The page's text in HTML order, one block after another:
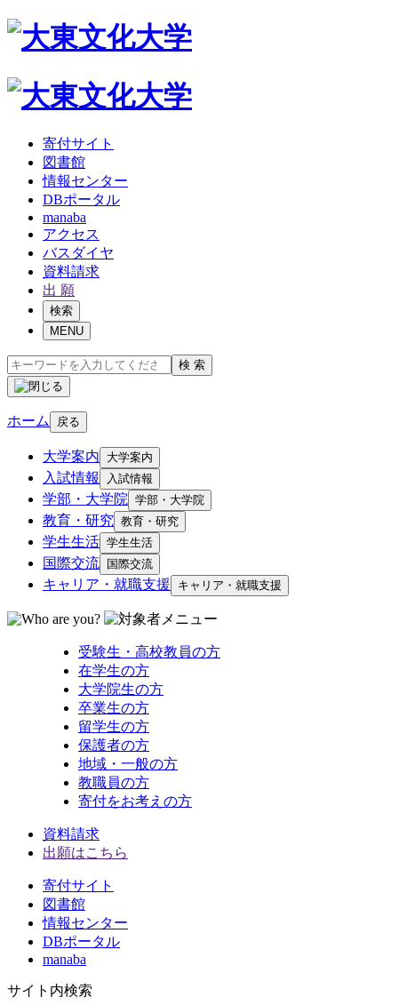
寄付サイト
図書館
情報センター
DBポータル
manaba
アクセス
バスダイヤ
資料請求
出 願
検索
MENU
検 索
ホーム 戻る
大学案内 大学案内
入試情報 入試情報
学部・大学院 学部・大学院
教育・研究 教育・研究
学生生活 学生生活
国際交流 国際交流
キャリア・就職支援 キャリア・就職支援
受験生・高校教員の方
在学生の方
大学院生の方
卒業生の方
留学生の方
保護者の方
地域・一般の方
教職員の方
寄付をお考えの方
資料請求
出願はこちら
寄付サイト
図書館
情報センター
DBポータル
manaba
サイト内検索